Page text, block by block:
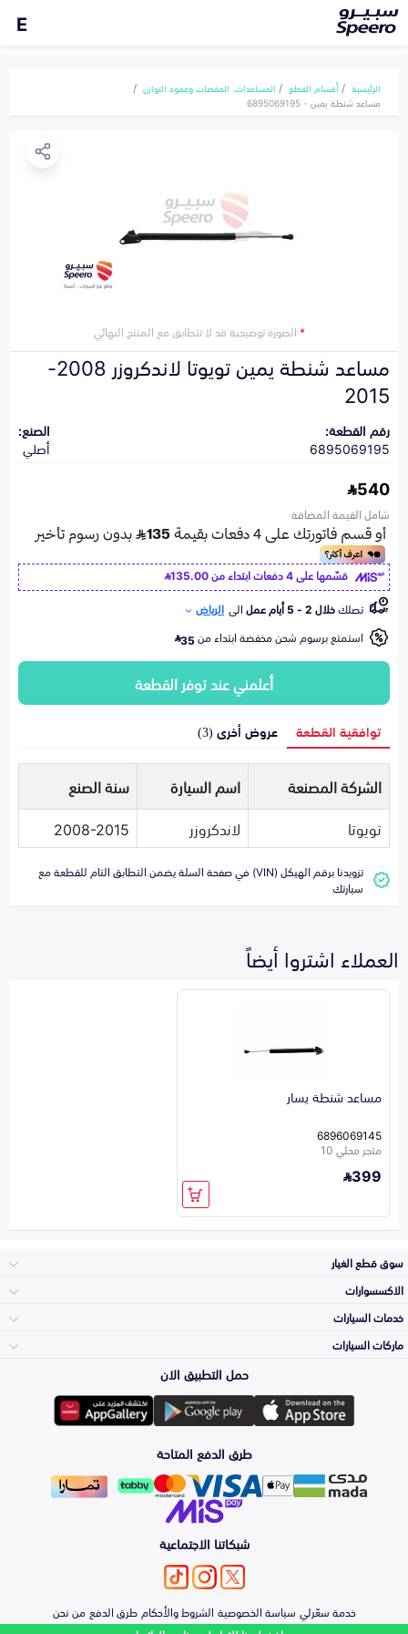
E
الرئيسية أقسام القطع
المساعدات، المقصات وعمود التوازن
مساعد شنطة يمين - 6895069195
*الصورة توضيحية قد لا تتطابق مع المنتج النهائي
مساعد شنطة يمين تويوتا لاندكروزر 2008-
2015
رقم القطعة:
6895069195
الصنع:
أصلي
540
شامل القيمة المضافة
قسّمها على 4 دفعات ابتداء من
135.00
تصلكخلال 2 - 5 أيام عمل الى الرياض
استمتع برسوم شحن مخفضة ابتداء من35
أعلمني عند توفر القطعة
توافقية القطعة عروض أخرى (3)
الشركة المصنعة اسم السيارة
سنة الصنع
تويوتا
لاندكروزر 2008-2015
تزويدنا برقم الهيكل (VIN) في صفحة السلة يضمن التطابق التام للقطعة مع
سيارتك
العملاء اشتروا أيضاً
مساعد شنطة يسار
6896069145
متجر محلي 10
399
سوق قطع الغيار
المكائن، القيرات
وملحقاتها
الشمعات
والاصطبات (الاضاءة)
الفرامل والأقمشة
الأبواب، الرفرف
والكبوت
الاكسسوارات
لوازم الرحلات
اكسسوارات العناية
الزيوت و السوائل
خدمات السيارات
الأكثر مبيعاً
التلميع والعناية
اصلاح الطلاء
ماركات السيارات
تويوتا
هيونداي
كيا
نيسان
حمل التطبيق الان
طرق الدفع المتاحة
شبكاتنا الاجتماعية
خدمة سعّرلي سياسة الخصوصية الشروط والأحكامطرق الدفعمن نحن